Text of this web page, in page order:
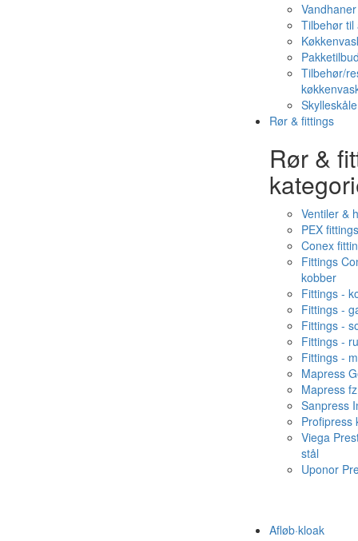
Vandhaner
Tilbehør
Tilbehør/
Rør & fittings
Rør &
Ventiler &
PEX fittings
Conex
Fittings
kobber
Fittings -
Fittings -
Fittings -
Fittings -
Fittings -
Mapress
Mapress fz
Sanpress
Profipress
Viega
stål
Uponor
Afløb·kloak